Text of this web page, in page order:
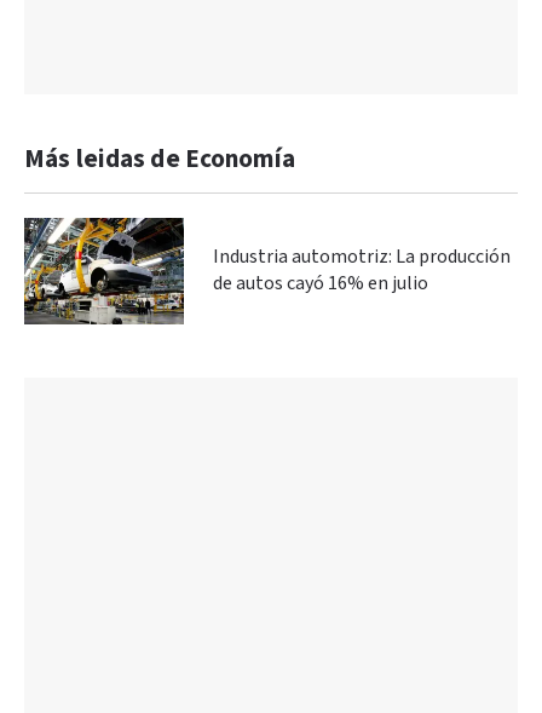
Más leidas de Economía
Industria automotriz: La producción
de autos cayó 16% en julio